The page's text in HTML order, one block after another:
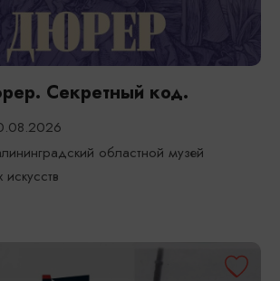
Секретный код.
областной музей